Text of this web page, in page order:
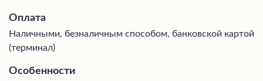
Оплата
Наличными, безналичным способом, банковской картой
(терминал)
Особенности